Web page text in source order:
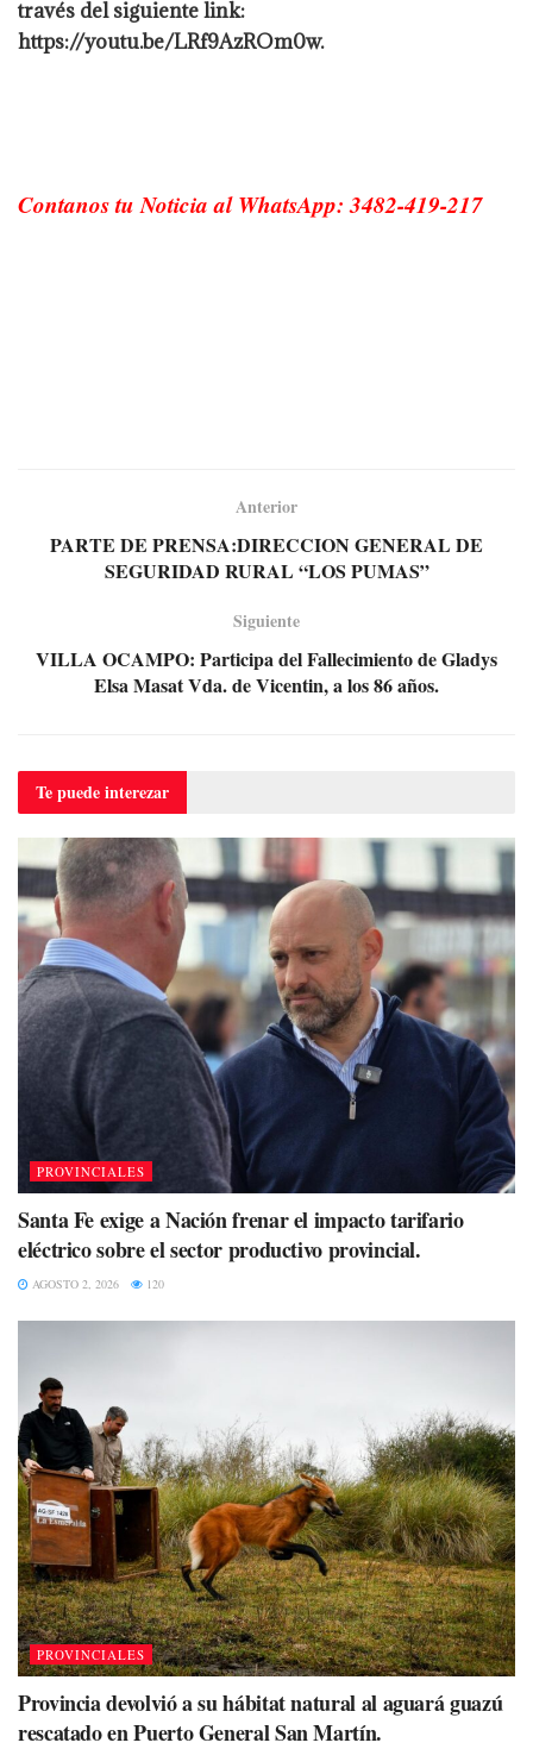
través del siguiente link:
https://youtu.be/LRf9AzROm0w.
Contanos tu Noticia al WhatsApp: 3482-419-217
Anterior
PARTE DE PRENSA:DIRECCION GENERAL DE
SEGURIDAD RURAL “LOS PUMAS”
Siguiente
VILLA OCAMPO: Participa del Fallecimiento de Gladys
Elsa Masat Vda. de Vicentin, a los 86 años.
Te puedeinterezar
PROVINCIALES
Santa Fe exige a Nación frenar el impacto tarifario
eléctrico sobre el sector productivo provincial.
AGOSTO 2, 2026 120
PROVINCIALES
Provincia devolvió a su hábitat natural al aguará guazú
rescatado en Puerto General San Martín.